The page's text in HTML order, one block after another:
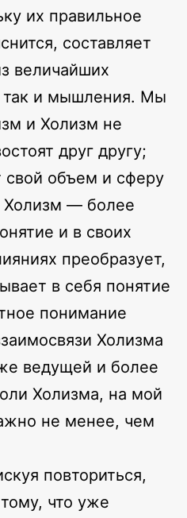
их правильное
составляет
величайших
так и мышления. Мы
и Холизм не
друг другу;
объем и сферу
Холизм — более
и в своих
преобразует,
в себя понятие
понимание
Холизма
ведущей и более
Холизма, на мой
не менее, чем
повториться,
что уже